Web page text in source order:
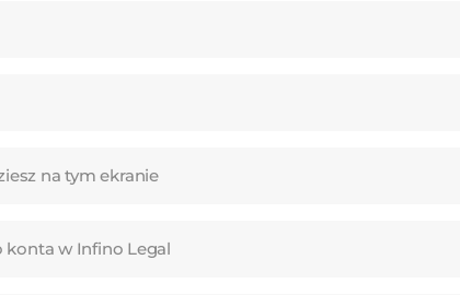
na tym ekranie
konta w Infino Legal